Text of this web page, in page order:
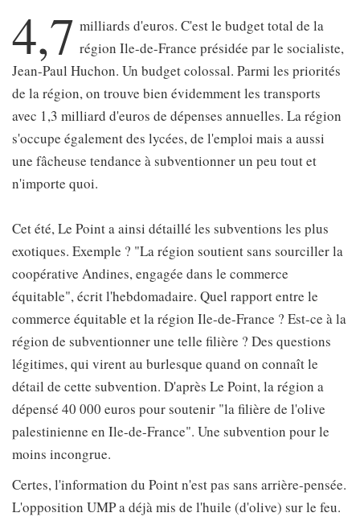
4,7 milliards d'euros. C'est le budget total de la
région Ile-de-France présidée par le socialiste,
Jean-Paul Huchon. Un budget colossal. Parmi les priorités
de la région, on trouve bien évidemment les transports
avec 1,3 milliard d'euros de dépenses annuelles. La région
s'occupe également des lycées, de l'emploi mais a aussi
une fâcheuse tendance à subventionner un peu tout et
n'importe quoi.
Cet été, Le Point a ainsi détaillé les subventions les plus
exotiques. Exemple ? "La région soutient sans sourciller la
coopérative Andines, engagée dans le commerce
équitable", écrit l'hebdomadaire. Quel rapport entre le
commerce équitable et la région Ile-de-France ? Est-ce à la
région de subventionner une telle filière ? Des questions
légitimes, qui virent au burlesque quand on connaît le
détail de cette subvention. D'après Le Point, la région a
dépensé 40 000 euros pour soutenir "la filière de l'olive
palestinienne en Ile-de-France". Une subvention pour le
moins incongrue.
Certes, l'information du Point n'est pas sans arrière-pensée.
L'opposition UMP a déjà mis de l'huile (d'olive) sur le feu.